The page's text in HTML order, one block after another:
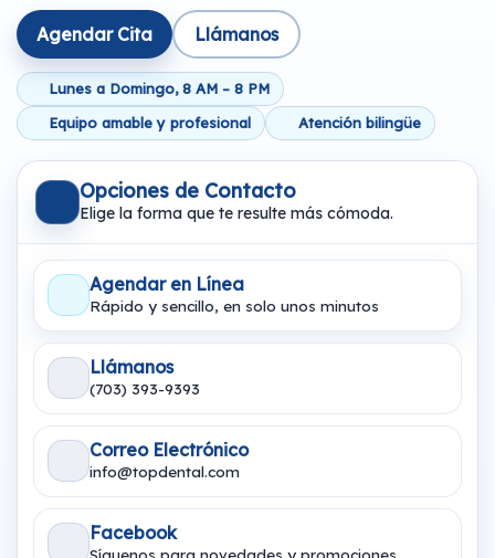
Agendar Cita Llámanos
Lunes a Domingo, 8 AM – 8 PM
Equipo amable y profesional
Atención bilingüe
Opciones de Contacto
Elige la forma que te resulte más cómoda.
Agendar en Línea
Rápido y sencillo, en solo unos minutos
Llámanos
(703) 393-9393
Correo Electrónico
info@topdental.com
Facebook
Síguenos para novedades y promociones